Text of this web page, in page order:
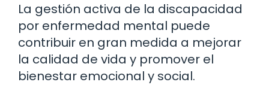
La gestión activa de la discapacidad
por enfermedad mental puede
contribuir en gran medida a mejorar
la calidad de vida y promover el
bienestar emocional y social.